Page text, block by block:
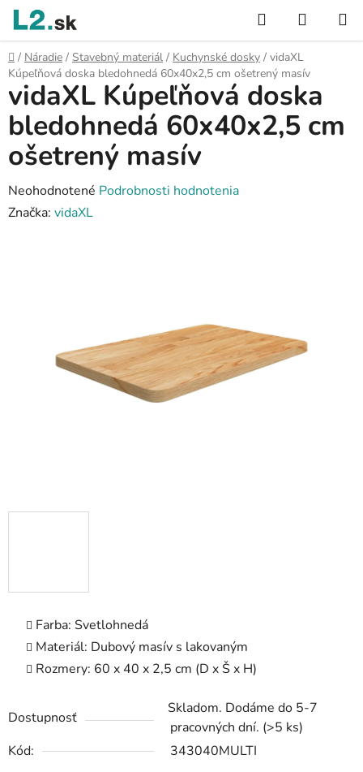
Prejsť
obsah
Hľadať
KOŠÍK
Domov
/ Náradie / Stavebný materiál / Kuchynské dosky / vidaXL
Kúpeľňová doska bledohnedá 60x40x2,5 cm ošetrený masív
Farba: Svetlohnedá
Materiál: Dubový masív s lakovaným
Rozmery: 60 x 40 x 2,5 cm (D x Š x H)
Dostupnosť
Skladom. Dodáme do 5-7
pracovných dní. (>5 ks)
Kód:
343040MULTI
vidaXL Kúpeľňová doska
bledohnedá 60x40x2,5 cm
ošetrený masív
Priemerné
hodnotenie
Neohodnotené Podrobnosti hodnotenia
Značka: vidaXL